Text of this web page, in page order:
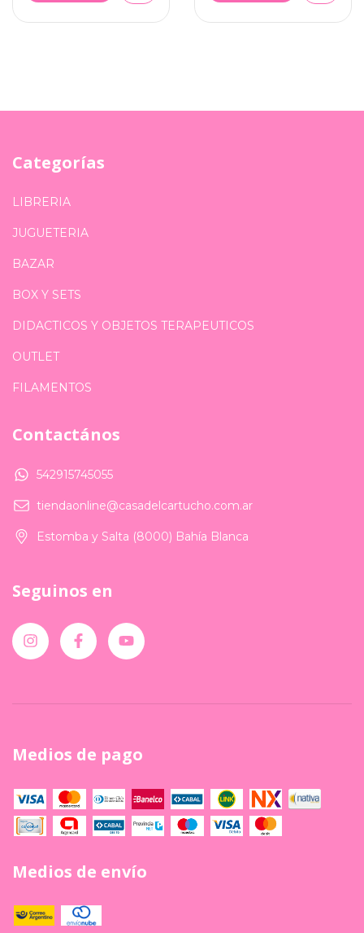
Categorías
LIBRERIA
JUGUETERIA
BAZAR
BOX Y SETS
DIDACTICOS Y OBJETOS TERAPEUTICOS
OUTLET
FILAMENTOS
Contactános
542915745055
tiendaonline@casadelcartucho.com.ar
Estomba y Salta (8000) Bahía Blanca
Seguinos en
Medios de pago
Medios de envío